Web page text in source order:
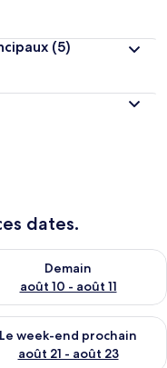
(5)
dates.
9 - août 10
Demain
août 10 - août 11
la disponibilité pour
août 14 - août 16
Le week-end prochain
août 21 - août 23
la disponibilité pour